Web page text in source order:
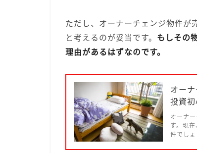
ただし、オーナーチェンジ物件が
と考えるのが妥当です。 もしその
理由があるはずなのです。
オー
投資
オーナ
す。現
件でし